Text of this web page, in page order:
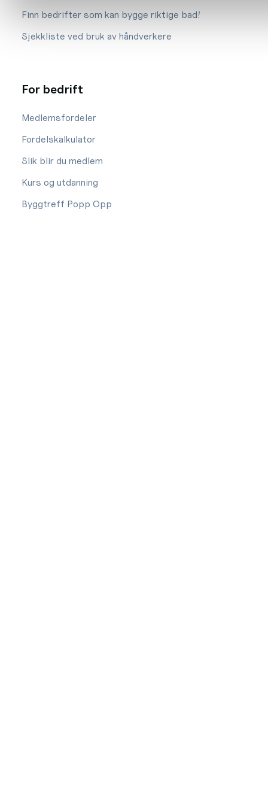
Finn bedrifter som kan bygge riktige bad!
Sjekkliste ved bruk av håndverkere
For bedrift
Medlemsfordeler
Fordelskalkulator
Slik blir du medlem
Kurs og utdanning
Byggtreff Popp Opp